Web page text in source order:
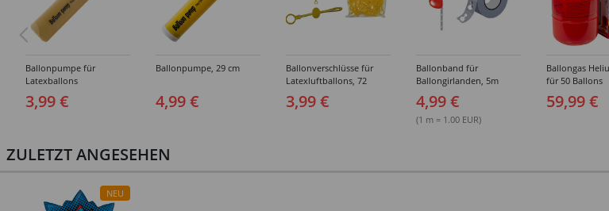
Ballonpumpe für
Latexballons
3,99 €
Ballonpumpe, 29 cm
4,99 €
Ballonverschlüsse für
Latexluftballons, 72
Stück
3,99 €
Ballonband für
Ballongirlanden, 5m
Deko-Band aus PVC
4,99 €
(1 m = 1.00 EUR)
Ballongas
für 50 Ballons
59,99 €
ZULETZT ANGESEHEN
NEU